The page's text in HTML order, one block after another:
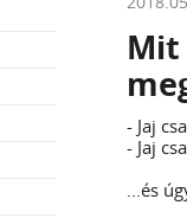
Mit
- Jaj
- Jaj
...és